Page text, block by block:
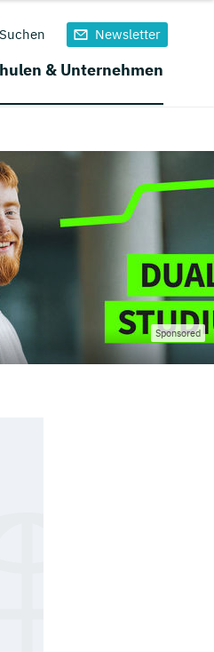
Suchen Newsletter
& Unternehmen
Sponsored